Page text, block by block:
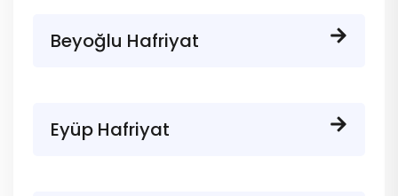
Beyoğlu Hafriyat
Eyüp Hafriyat